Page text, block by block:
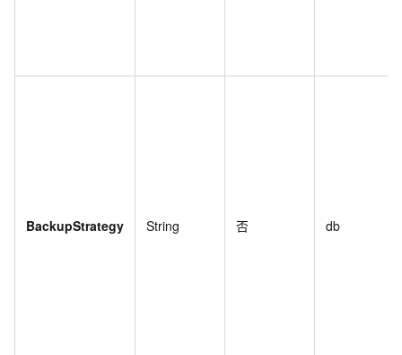
BackupStrategy String 否 db